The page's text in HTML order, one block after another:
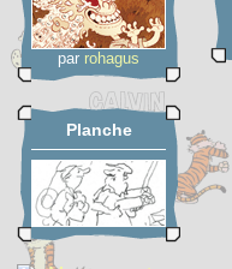
par rohagus
Planche